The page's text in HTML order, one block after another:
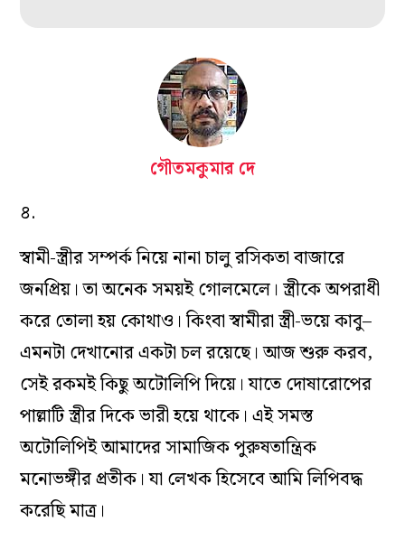
গৌতমকুমার দে
৪.
স্বামী-স্ত্রীর সম্পর্ক নিয়ে নানা চালু রসিকতা বাজারে
জনপ্রিয়। তা অনেক সময়ই গোলমেলে। স্ত্রীকে অপরাধী
করে তোলা হয় কোথাও। কিংবা স্বামীরা স্ত্রী-ভয়ে কাবু–
এমনটা দেখানোর একটা চল রয়েছে। আজ শুরু করব,
সেই রকমই কিছু অটোলিপি দিয়ে। যাতে দোষারোপের
পাল্লাটি স্ত্রীর দিকে ভারী হয়ে থাকে। এই সমস্ত
অটোলিপিই আমাদের সামাজিক পুরুষতান্ত্রিক
মনোভঙ্গীর প্রতীক। যা লেখক হিসেবে আমি লিপিবদ্ধ
করেছি মাত্র।